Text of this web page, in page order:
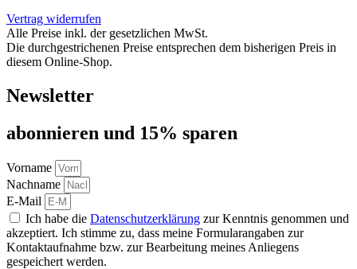
Vertrag widerrufen
Alle Preise inkl. der gesetzlichen MwSt.
Die durchgestrichenen Preise entsprechen dem bisherigen Preis in
diesem Online-Shop.
Newsletter
abon­nie­ren und 15% sparen
Vorname
Nachname
E-Mail
Ich habe die Datenschutzerklärung zur Kenntnis genommen und
akzeptiert. Ich stimme zu, dass meine Formularangaben zur
Kontaktaufnahme bzw. zur Bearbeitung meines Anliegens
gespeichert werden.